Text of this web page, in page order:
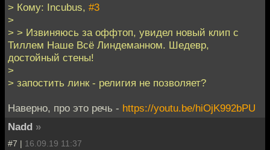
> Кому: Incubus, #3
>
> > Извиняюсь за оффтоп, увидел новый клип с
Тиллем Наше Всё Линдеманном. Шедевр,
достойный стены!
>
> запостить линк - религия не позволяет?
Наверно, про это речь - https://youtu.be/hiOjK992bPU
Nadd »
#7 | 16.09.19 11:37